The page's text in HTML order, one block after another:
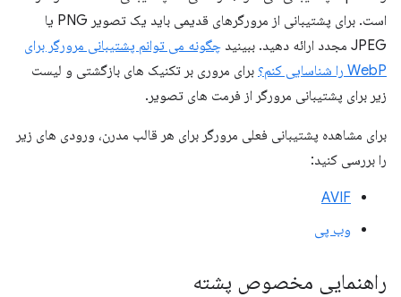
است. برای پشتیبانی از مرورگرهای قدیمی باید یک تصویر PNG یا
JPEG مجدد ارائه دهید. ببینید
چگونه می توانم پشتیبانی مرورگر برای
WebP را شناسایی کنم؟
برای مروری بر تکنیک های بازگشتی و لیست
زیر برای پشتیبانی مرورگر از فرمت های تصویر.
برای مشاهده پشتیبانی فعلی مرورگر برای هر قالب مدرن، ورودی های زیر
را بررسی کنید:
AVIF
وب پی
راهنمایی مخصوص پشته